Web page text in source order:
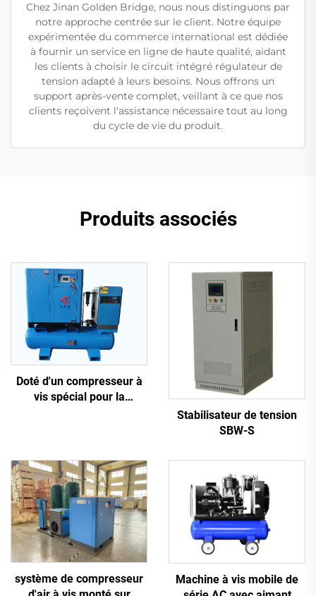
Chez Jinan Golden Bridge, nous nous distinguons par
notre approche centrée sur le client. Notre équipe
expérimentée du commerce international est dédiée
à fournir un service en ligne de haute qualité, aidant
les clients à choisir le circuit intégré régulateur de
tension adapté à leurs besoins. Nous offrons un
support après-vente complet, veillant à ce que nos
clients reçoivent l'assistance nécessaire tout au long
du cycle de vie du produit.
Produits associés
Doté d'un compresseur à
vis spécial pour la
Stabilisateur de tension
SBW-S
système de compresseur
Machine à vis mobile de